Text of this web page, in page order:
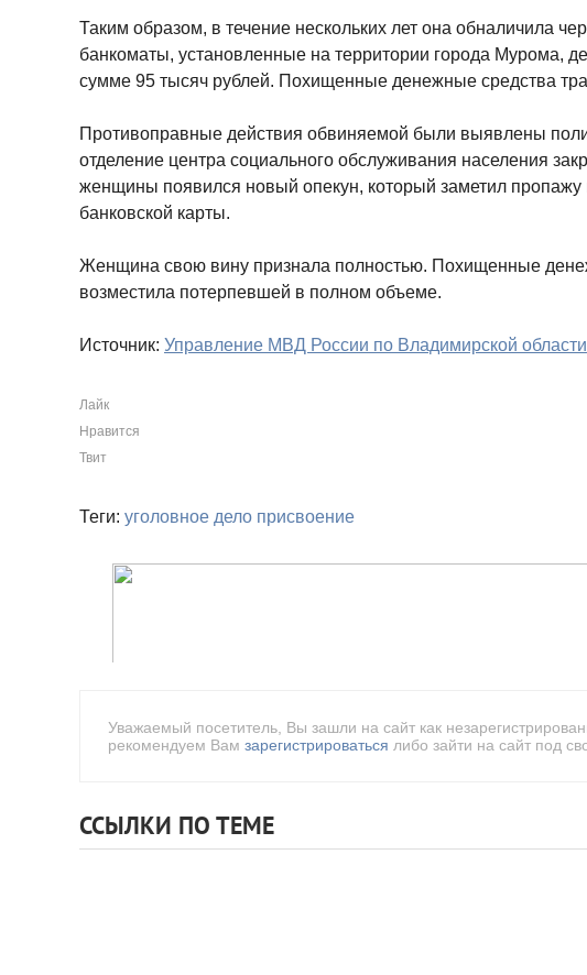
Таким образом, в течение нескольких лет она обналичила
банкоматы, установленные на территории города Мурома,
сумме 95 тысяч рублей. Похищенные денежные средства
Противоправные действия обвиняемой были выявлены
отделение центра социального обслуживания населения
женщины появился новый опекун, который заметил пропажу
банковской карты.
Женщина свою вину признала полностью. Похищенные
возместила потерпевшей в полном объеме.
Источник: Управление МВД России по Владимирской области
Лайк
Нравится
Твит
Теги: уголовное дело присвоение
Уважаемый посетитель, Вы зашли на сайт как
рекомендуем Вам зарегистрироваться либо зайти на сайт под
ССЫЛКИ ПО ТЕМЕ